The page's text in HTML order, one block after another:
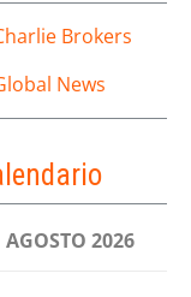
Brokers
News
AGOSTO 2026